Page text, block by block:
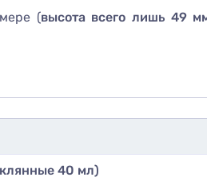
(высота всего лишь 49
40 мл)